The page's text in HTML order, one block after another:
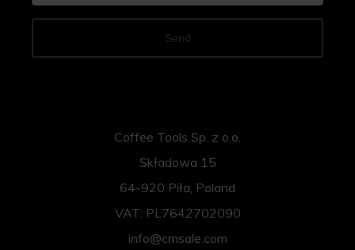
Send
Coffee Tools Sp. z o.o.
Składowa 15
64-920 Piła, Poland
VAT: PL7642702090
info@cmsale.com